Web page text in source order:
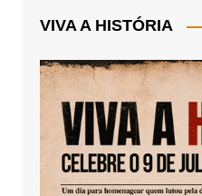
VIVA A HISTÓRIA